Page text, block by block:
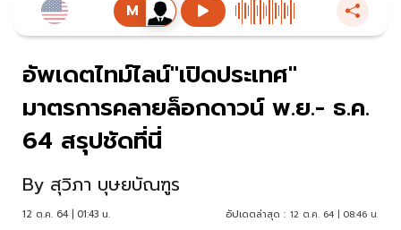
อัพเดตไทม์ไลน์"เปิดประเทศ"
มาตรการคลายล็อกดาวน์ พ.ย.- ธ.ค.
64 สรุปชัดที่นี่
By สุวิภา บุษยบัณฑูร
12 ต.ค. 64 | 01:43 น. อัปเดตล่าสุด : 12 ต.ค. 64 | 08:46 น.